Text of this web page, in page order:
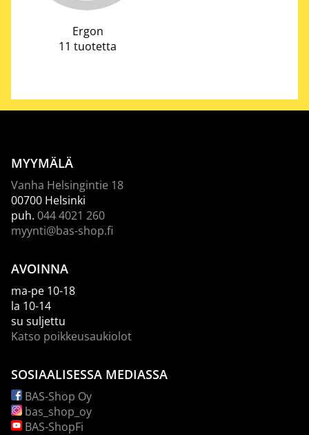
Ergon
11 tuotetta
MYYMÄLÄ
Vanha Helsingintie 18
00700 Helsinki
puh. 044 4021 260
myynti@bas-shop.fi
AVOINNA
ma-pe 10-18
la 10-14
su suljettu
Katso poikkeusaukiolot
SOSIAALISESSA MEDIASSA
BAS-Shop Oy
bas_shop_oy
BAS-ShopFi